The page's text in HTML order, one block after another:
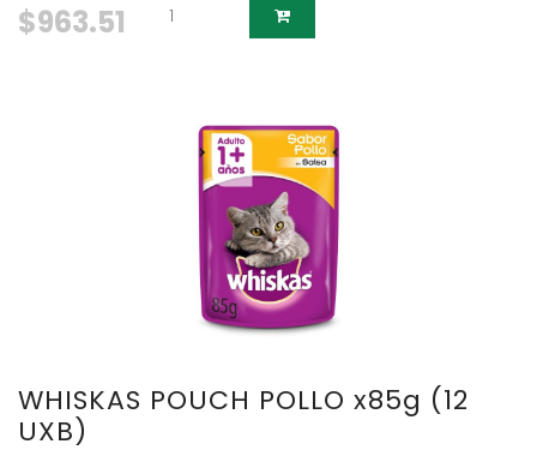
$963.51
WHISKAS POUCH POLLO x85g (12
UXB)